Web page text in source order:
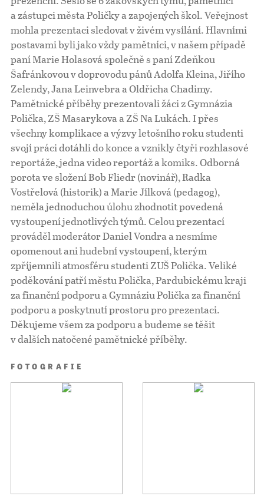
a zástupci města Poličky a zapojených škol. Veřejnost
mohla prezentaci sledovat v živém vysílání. Hlavními
postavami byli jako vždy pamětníci, v našem případě
paní Marie Holasová společně s paní Zdeňkou
Šafránkovou v doprovodu pánů Adolfa Kleina, Jiřího
Zelendy, Jana Leinvebra a Oldřicha Chadimy.
Pamětnické příběhy prezentovali žáci z Gymnázia
Polička, ZŠ Masarykova a ZŠ Na Lukách. I přes
všechny komplikace a výzvy letošního roku studenti
svojí práci dotáhli do konce a vznikly čtyři rozhlasové
reportáže, jedna video reportáž a komiks. Odborná
porota ve složení Bob Fliedr (novinář), Radka
Vostřelová (historik) a Marie Jílková (pedagog),
neměla jednoduchou úlohu zhodnotit povedená
vystoupení jednotlivých týmů. Celou prezentací
prováděl moderátor Daniel Vondra a nesmíme
opomenout ani hudební vystoupení, kterým
zpříjemnili atmosféru studenti ZUŠ Polička. Veliké
poděkování patří městu Polička, Pardubickému kraji
za finanční podporu a Gymnáziu Polička za finanční
podporu a poskytnutí prostoru pro prezentaci.
Děkujeme všem za podporu a budeme se těšit
v dalších natočené pamětnické příběhy.
FOTOGRAFIE